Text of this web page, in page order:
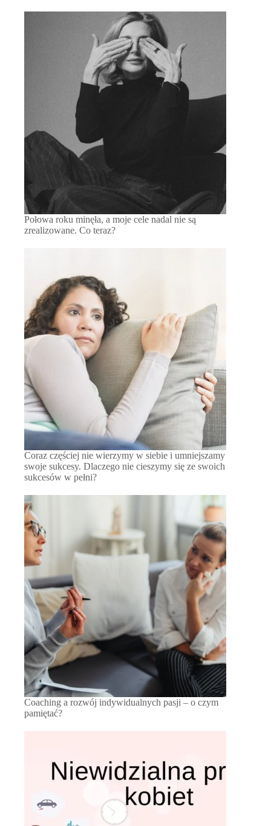
Połowa roku minęła, a moje cele nadal nie są
zrealizowane. Co teraz?
Coraz częściej nie wierzymy w siebie i umniejszamy
swoje sukcesy. Dlaczego nie cieszymy się ze swoich
sukcesów w pełni?
Coaching a rozwój indywidualnych pasji – o czym
pamiętać?